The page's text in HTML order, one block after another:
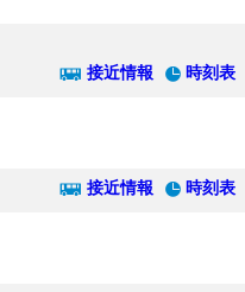
接近情報 時刻表
接近情報 時刻表